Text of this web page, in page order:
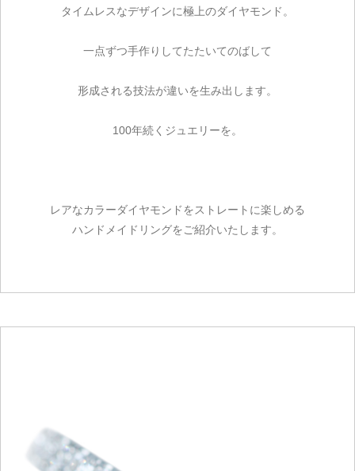
タイムレスなデザインに極上のダイヤモンド。
一点ずつ手作りしてたたいてのばして
形成される技法が違いを生み出します。
100年続くジュエリーを。
レアなカラーダイヤモンドをストレートに楽しめる
ハンドメイドリングをご紹介いたします。